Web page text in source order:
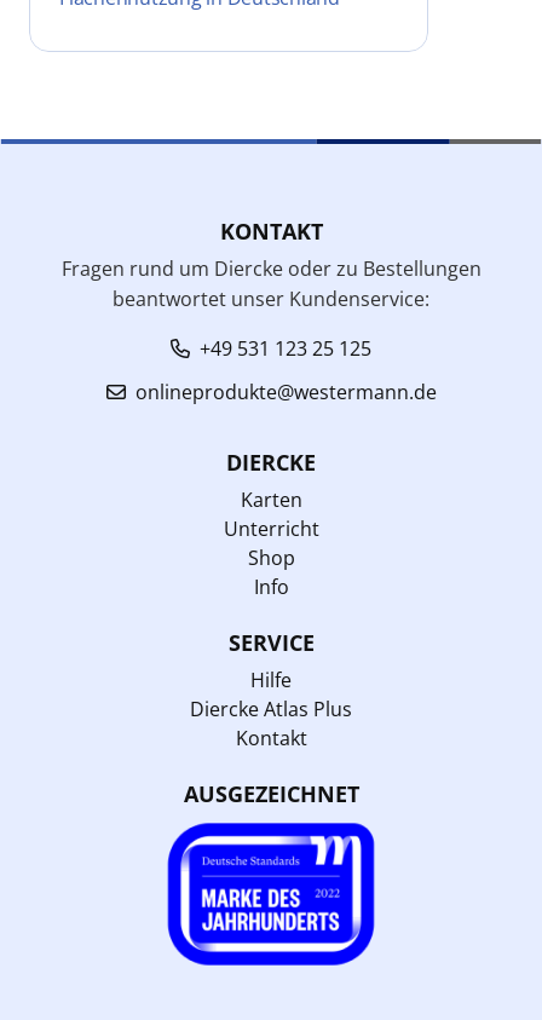
KONTAKT
Fragen rund um Diercke oder zu Bestellungen
beantwortet unser Kundenservice:
+49 531 123 25 125
onlineprodukte@westermann.de
DIERCKE
Karten
Unterricht
Shop
Info
SERVICE
Hilfe
Diercke Atlas Plus
Kontakt
AUSGEZEICHNET